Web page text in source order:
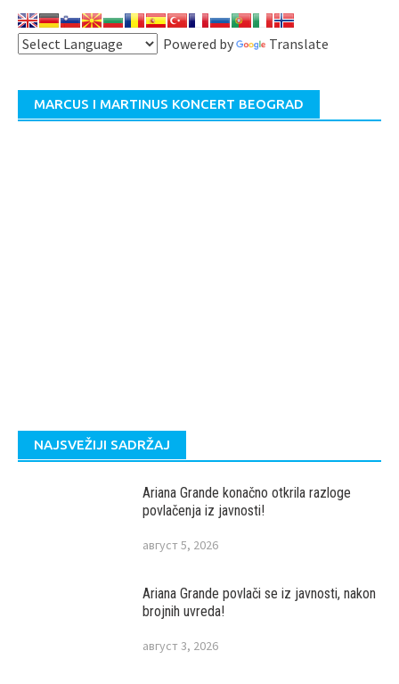
Powered by Translate
MARCUS I MARTINUS KONCERT BEOGRAD
NAJSVEŽIJI SADRŽAJ
Ariana Grande konačno otkrila razloge
povlačenja iz javnosti!
август 5, 2026
Ariana Grande povlači se iz javnosti, nakon
brojnih uvreda!
август 3, 2026